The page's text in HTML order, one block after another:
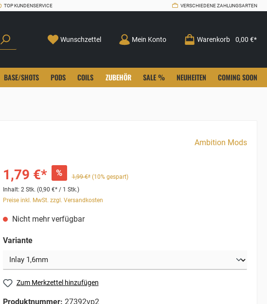
TOP KUNDENSERVICE VERSCHIEDENE ZAHLUNGSARTEN
Wunschzettel Mein Konto Warenkorb 0,00 €*
BASE/SHOTS PODS COILS ZUBEHÖR SALE % NEUHEITEN COMING SOON
Ambition Mods
1,79 €* % 1,99 €* (10% gespart)
Inhalt: 2 Stk. (0,90 €* / 1 Stk.)
Preise inkl. MwSt. zzgl. Versandkosten
Nicht mehr verfügbar
Variante
Zum Merkzettel hinzufügen
Produktnummer: 27392vp2